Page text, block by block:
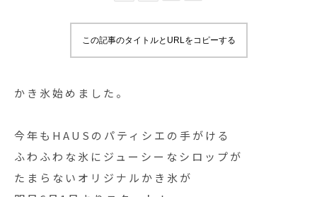
この記事のタイトルとURLをコピーする
かき氷始めました。
今年もHAUSのパティシエの手がける
ふわふわな氷にジューシーなシロップが
たまらないオリジナルかき氷が